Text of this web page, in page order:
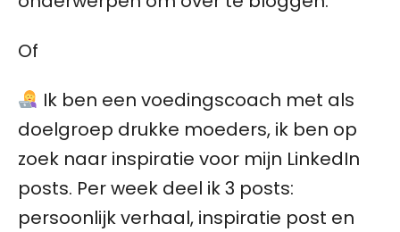
Of
Ik ben een voedingscoach met als
doelgroep drukke moeders, ik ben op
zoek naar inspiratie voor mijn LinkedIn
posts. Per week deel ik 3 posts:
persoonlijk verhaal, inspiratie post en